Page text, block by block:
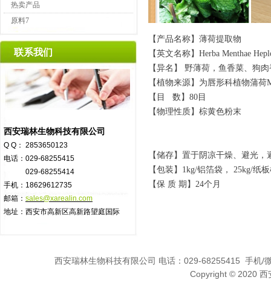
热卖产品
原料7
西安瑞林生物科技有限公司
Q Q： 2853650123
电话：029-68255415
029-68255414
手机：18629612735
邮箱： sales@xarealin.com
地址：西安市高新区高新路望庭国际
联系我们
【产品名称】薄荷提取物
【英文名称】Herba Menthae
【异名】 野薄荷，鱼香菜、狗
【植物来源】为唇形科植物蒲荷
【目 数】80目
【物理性质】棕黄色粉末
【储存】置于阴凉干燥、避光，
【包装】1kg/铝箔袋， 25kg/纸
【保 质 期】24个月
西安瑞林生物科技有限公司 电话：029-68255415 手
Copyright © 2020